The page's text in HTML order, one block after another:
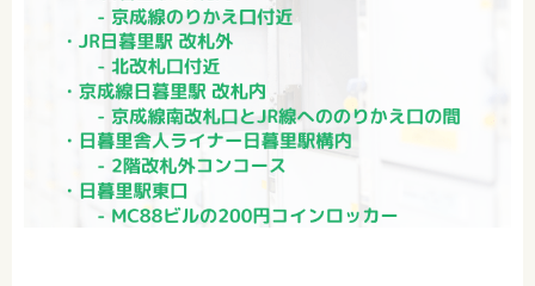
生活